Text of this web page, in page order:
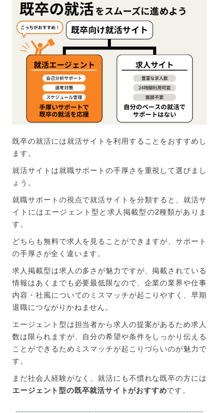
20代の転職相談所
既卒向け就活サイトを有効活用するためのポイント
既卒向けの就活サポートがある就活エージェントを
活用
既卒就活エージェントは複数登録して吟味
面接対策をしっかりしてくれる就活エージェントを
優先
既卒向けの求人サイトを併用してたくさんの求人を
既卒の就職活動は内定獲得まで行動するのみ
既卒の就活には就活サイトを利用することをおすすめし
ます。
就活サイトは就職サポートの手厚さを重視して選びまし
ょう。
就職サポートの視点で就活サイトを分類すると、就活サ
イトにはエージェント型と求人掲載型の2種類がありま
す。
どちらも無料で求人を見ることができますが、サポート
の手厚さが全く違います。
求人掲載型は求人の多さが魅力ですが、掲載されている
情報はあくまでも必要最低限なので、企業の業界や仕事
内容・社風についてのミスマッチが起こりやすく、早期
退職につながりかねません。
エージェント型は担当者から求人の提案があるため求人
数は限られますが、自分の希望や条件をしっかり伝える
ことができるためミスマッチが起こりづらいのが魅力で
す。
まだ社会人経験がなく、就活にも不慣れな既卒の方には
エージェント型の既卒就活サイトがおすすめです。